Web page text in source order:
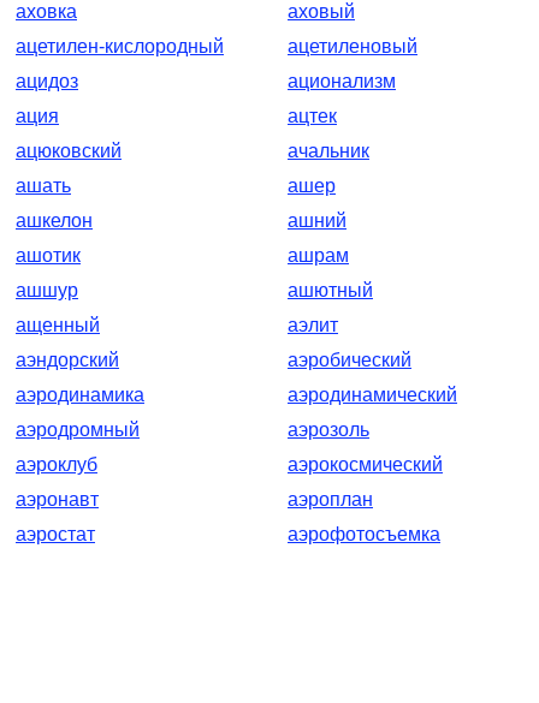
аховка
аховый
ацетилен-кислородный
ацетиленовый
ацидоз
ационализм
ация
ацтек
ацюковский
ачальник
ашать
ашер
ашкелон
ашний
ашотик
ашрам
ашшур
ашютный
ащенный
аэлит
аэндорский
аэробический
аэродинамика
аэродинамический
аэродромный
аэрозоль
аэроклуб
аэрокосмический
аэронавт
аэроплан
аэростат
аэрофотосъемка